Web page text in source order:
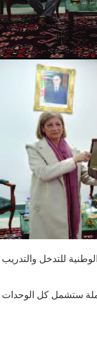
ستشمل كل